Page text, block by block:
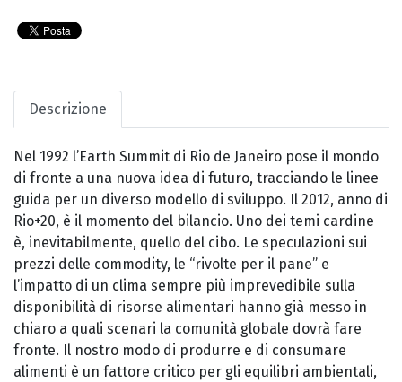
Descrizione
Nel 1992 l’Earth Summit di Rio de Janeiro pose il mondo
di fronte a una nuova idea di futuro, tracciando le linee
guida per un diverso modello di sviluppo. Il 2012, anno di
Rio+20, è il momento del bilancio. Uno dei temi cardine
è, inevitabilmente, quello del cibo. Le speculazioni sui
prezzi delle commodity, le “rivolte per il pane” e
l’impatto di un clima sempre più imprevedibile sulla
disponibilità di risorse alimentari hanno già messo in
chiaro a quali scenari la comunità globale dovrà fare
fronte. Il nostro modo di produrre e di consumare
alimenti è un fattore critico per gli equilibri ambientali,